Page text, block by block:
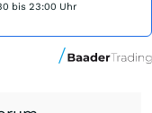
bis 23:00 Uhr